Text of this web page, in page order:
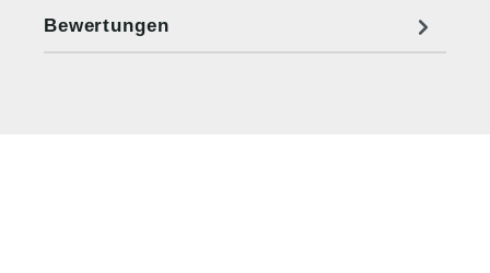
Bewertungen